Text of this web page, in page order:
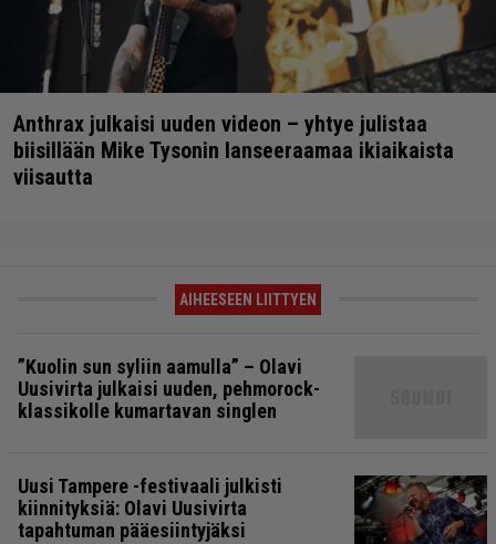
Anthrax julkaisi uuden videon – yhtye julistaa
biisillään Mike Tysonin lanseeraamaa ikiaikaista
viisautta
AIHEESEEN LIITTYEN
”Kuolin sun syliin aamulla” – Olavi
Uusivirta julkaisi uuden, pehmorock-
klassikolle kumartavan singlen
Uusi Tampere -festivaali julkisti
kiinnityksiä: Olavi Uusivirta
tapahtuman pääesiintyjäksi